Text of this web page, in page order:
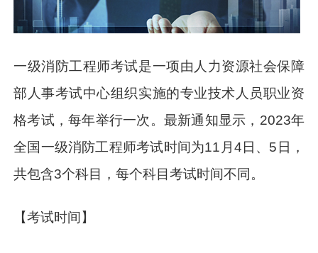
一级消防工程师考试是一项由人力资源社会保障
部人事考试中心组织实施的专业技术人员职业资
格考试，每年举行一次。最新通知显示，2023年
全国一级消防工程师考试时间为11月4日、5日，
共包含3个科目，每个科目考试时间不同。
【考试时间】